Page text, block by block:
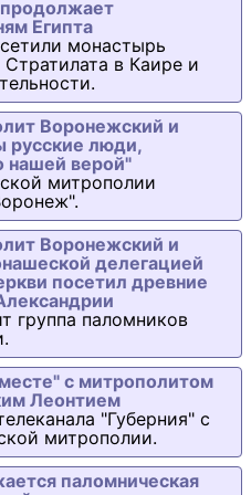
Египта
монастырь
в Каире и
Воронежский и
русские люди,
нашей верой"
митрополии
Воронежский и
делегацией
посетил древние
группа паломников
с митрополитом
Леонтием
"Губерния" с
митрополии.
паломническая